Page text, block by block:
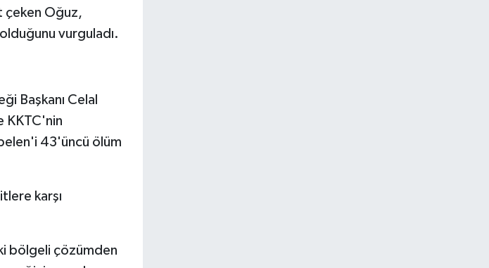
çeken Oğuz,
vurguladı.
Başkanı Celal
KKTC'nin
43'üncü ölüm
karşı
iki bölgeli çözümden